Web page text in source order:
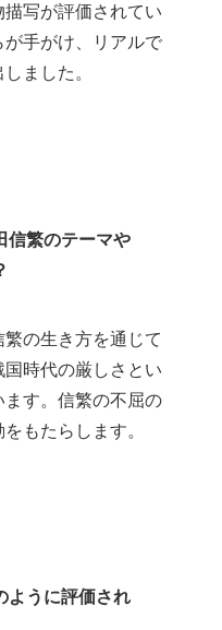
写が評価されてい
が手がけ、リアルで
ました。
信繁のテーマや
繁の生き方を通じて
時代の厳しさとい
す。信繁の不屈の
もたらします。
ように評価され